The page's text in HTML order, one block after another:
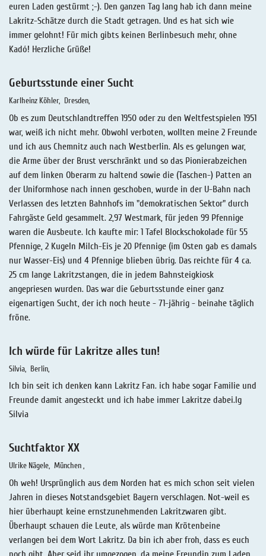
euren Laden gestürmt ;-). Den ganzen Tag lang hab ich dann meine
Lakritz-Schätze durch die Stadt getragen. Und es hat sich wie
immer gelohnt! Für mich gibts keinen Berlinbesuch mehr, ohne
Kadó! Herzliche Grüße!
Geburtsstunde einer Sucht
Karlheinz Köhler Dresden
Ob es zum Deutschlandtreffen 1950 oder zu den Weltfestspielen 1951
war, weiß ich nicht mehr. Obwohl verboten, wollten meine 2 Freunde
und ich aus Chemnitz auch nach Westberlin. Als es gelungen war,
die Arme über der Brust verschränkt und so das Pionierabzeichen
auf dem linken Oberarm zu haltend sowie die (Taschen-) Patten an
der Uniformhose nach innen geschoben, wurde in der U-Bahn nach
Verlassen des letzten Bahnhofs im "demokratischen Sektor" durch
Fahrgäste Geld gesammelt. 2,97 Westmark, für jeden 99 Pfennige
waren die Ausbeute. Ich kaufte mir: 1 Tafel Blockschokolade für 55
Pfennige, 2 Kugeln Milch-Eis je 20 Pfennige (im Osten gab es damals
nur Wasser-Eis) und 4 Pfennige blieben übrig. Das reichte für 4 ca.
25 cm lange Lakritzstangen, die in jedem Bahnsteigkiosk
angepriesen wurden. Das war die Geburtsstunde einer ganz
eigenartigen Sucht, der ich noch heute - 71-jährig - beinahe täglich
fröne.
Ich würde für Lakritze alles tun!
Silvia Berlin
Ich bin seit ich denken kann Lakritz Fan. ich habe sogar Familie und
Freunde damit angesteckt und ich habe immer Lakritze dabei.lg
Silvia
Suchtfaktor XX
Ulrike Nägele München
Oh weh! Ursprünglich aus dem Norden hat es mich schon seit vielen
Jahren in dieses Notstandsgebiet Bayern verschlagen. Not-weil es
hier überhaupt keine ernstzunehmenden Lakritzwaren gibt.
Überhaupt schauen die Leute, als würde man Krötenbeine
verlangen bei dem Wort Lakritz. Da bin ich aber froh, dass es euch